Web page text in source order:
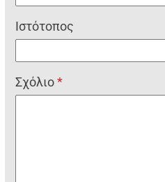
Ιστότοπος
Σχόλιο*